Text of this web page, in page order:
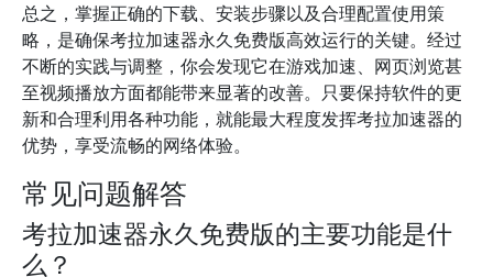
总之，掌握正确的下载、安装步骤以及合理配置使用策
略，是确保考拉加速器永久免费版高效运行的关键。经过
不断的实践与调整，你会发现它在游戏加速、网页浏览甚
至视频播放方面都能带来显著的改善。只要保持软件的更
新和合理利用各种功能，就能最大程度发挥考拉加速器的
优势，享受流畅的网络体验。
常见问题解答
考拉加速器永久免费版的主要功能是什
么？